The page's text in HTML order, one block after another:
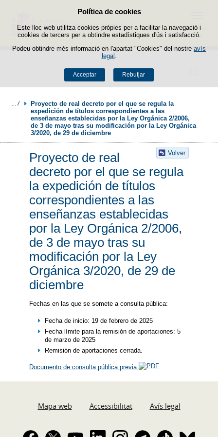
Política de cookies
Este lloc web utilitza cookies pròpies per a facilitar la navegació i
cookies de tercers per a obtindre estadístiques d'ús i satisfacció.
Podeu obtindre més informació en l'apartat "Cookies" del nostre avís
legal
Acceptar Rebutjar
Passar al contingut
Buscador
Menú
Proyecto de real decreto por el que se regula la
expedición de títulos correspondientes a las
enseñanzas establecidas por la Ley Orgánica 2/2006,
de 3 de mayo tras su modificación por la Ley Orgánica
3/2020, de 29 de diciembre
Volver
Proyecto de real
decreto por el que se regula
la expedición de títulos
correspondientes a las
enseñanzas establecidas
por la Ley Orgánica 2/2006,
de 3 de mayo tras su
modificación por la Ley
Orgánica 3/2020, de 29 de
diciembre
Fechas en las que se somete a consulta pública:
Fecha de inicio: 19 de febrero de 2025
Fecha límite para la remisión de aportaciones: 5
de marzo de 2025
Remisión de aportaciones cerrada.
Documento de consulta pública previa
Mapa web Accessibilitat Avís legal